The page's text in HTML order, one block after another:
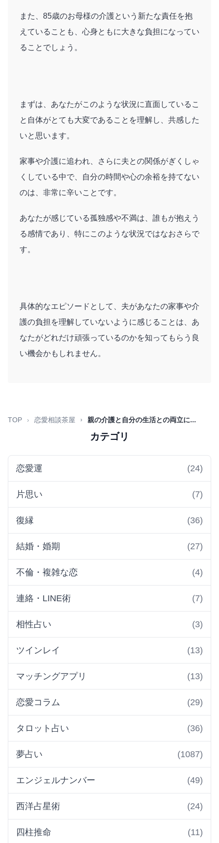
また、85歳のお母様の介護という新たな責任を抱
えていることも、心身ともに大きな負担になってい
ることでしょう。
まずは、あなたがこのような状況に直面しているこ
と自体がとても大変であることを理解し、共感した
いと思います。
家事や介護に追われ、さらに夫との関係がぎくしゃ
くしている中で、自分の時間や心の余裕を持てない
のは、非常に辛いことです。
あなたが感じている孤独感や不満は、誰もが抱えう
る感情であり、特にこのような状況ではなおさらで
す。
具体的なエピソードとして、夫があなたの家事や介
護の負担を理解していないように感じることは、あ
なたがどれだけ頑張っているのかを知ってもらう良
い機会かもしれません。
TOP 恋愛相談茶屋 親の介護と自分の生活との両立に...
カテゴリ
恋愛運 (24)
片思い (7)
復縁 (36)
結婚・婚期 (27)
不倫・複雑な恋 (4)
連絡・LINE術 (7)
相性占い (3)
ツインレイ (13)
マッチングアプリ (13)
恋愛コラム (29)
タロット占い (36)
夢占い (1087)
エンジェルナンバー (49)
西洋占星術 (24)
四柱推命 (11)